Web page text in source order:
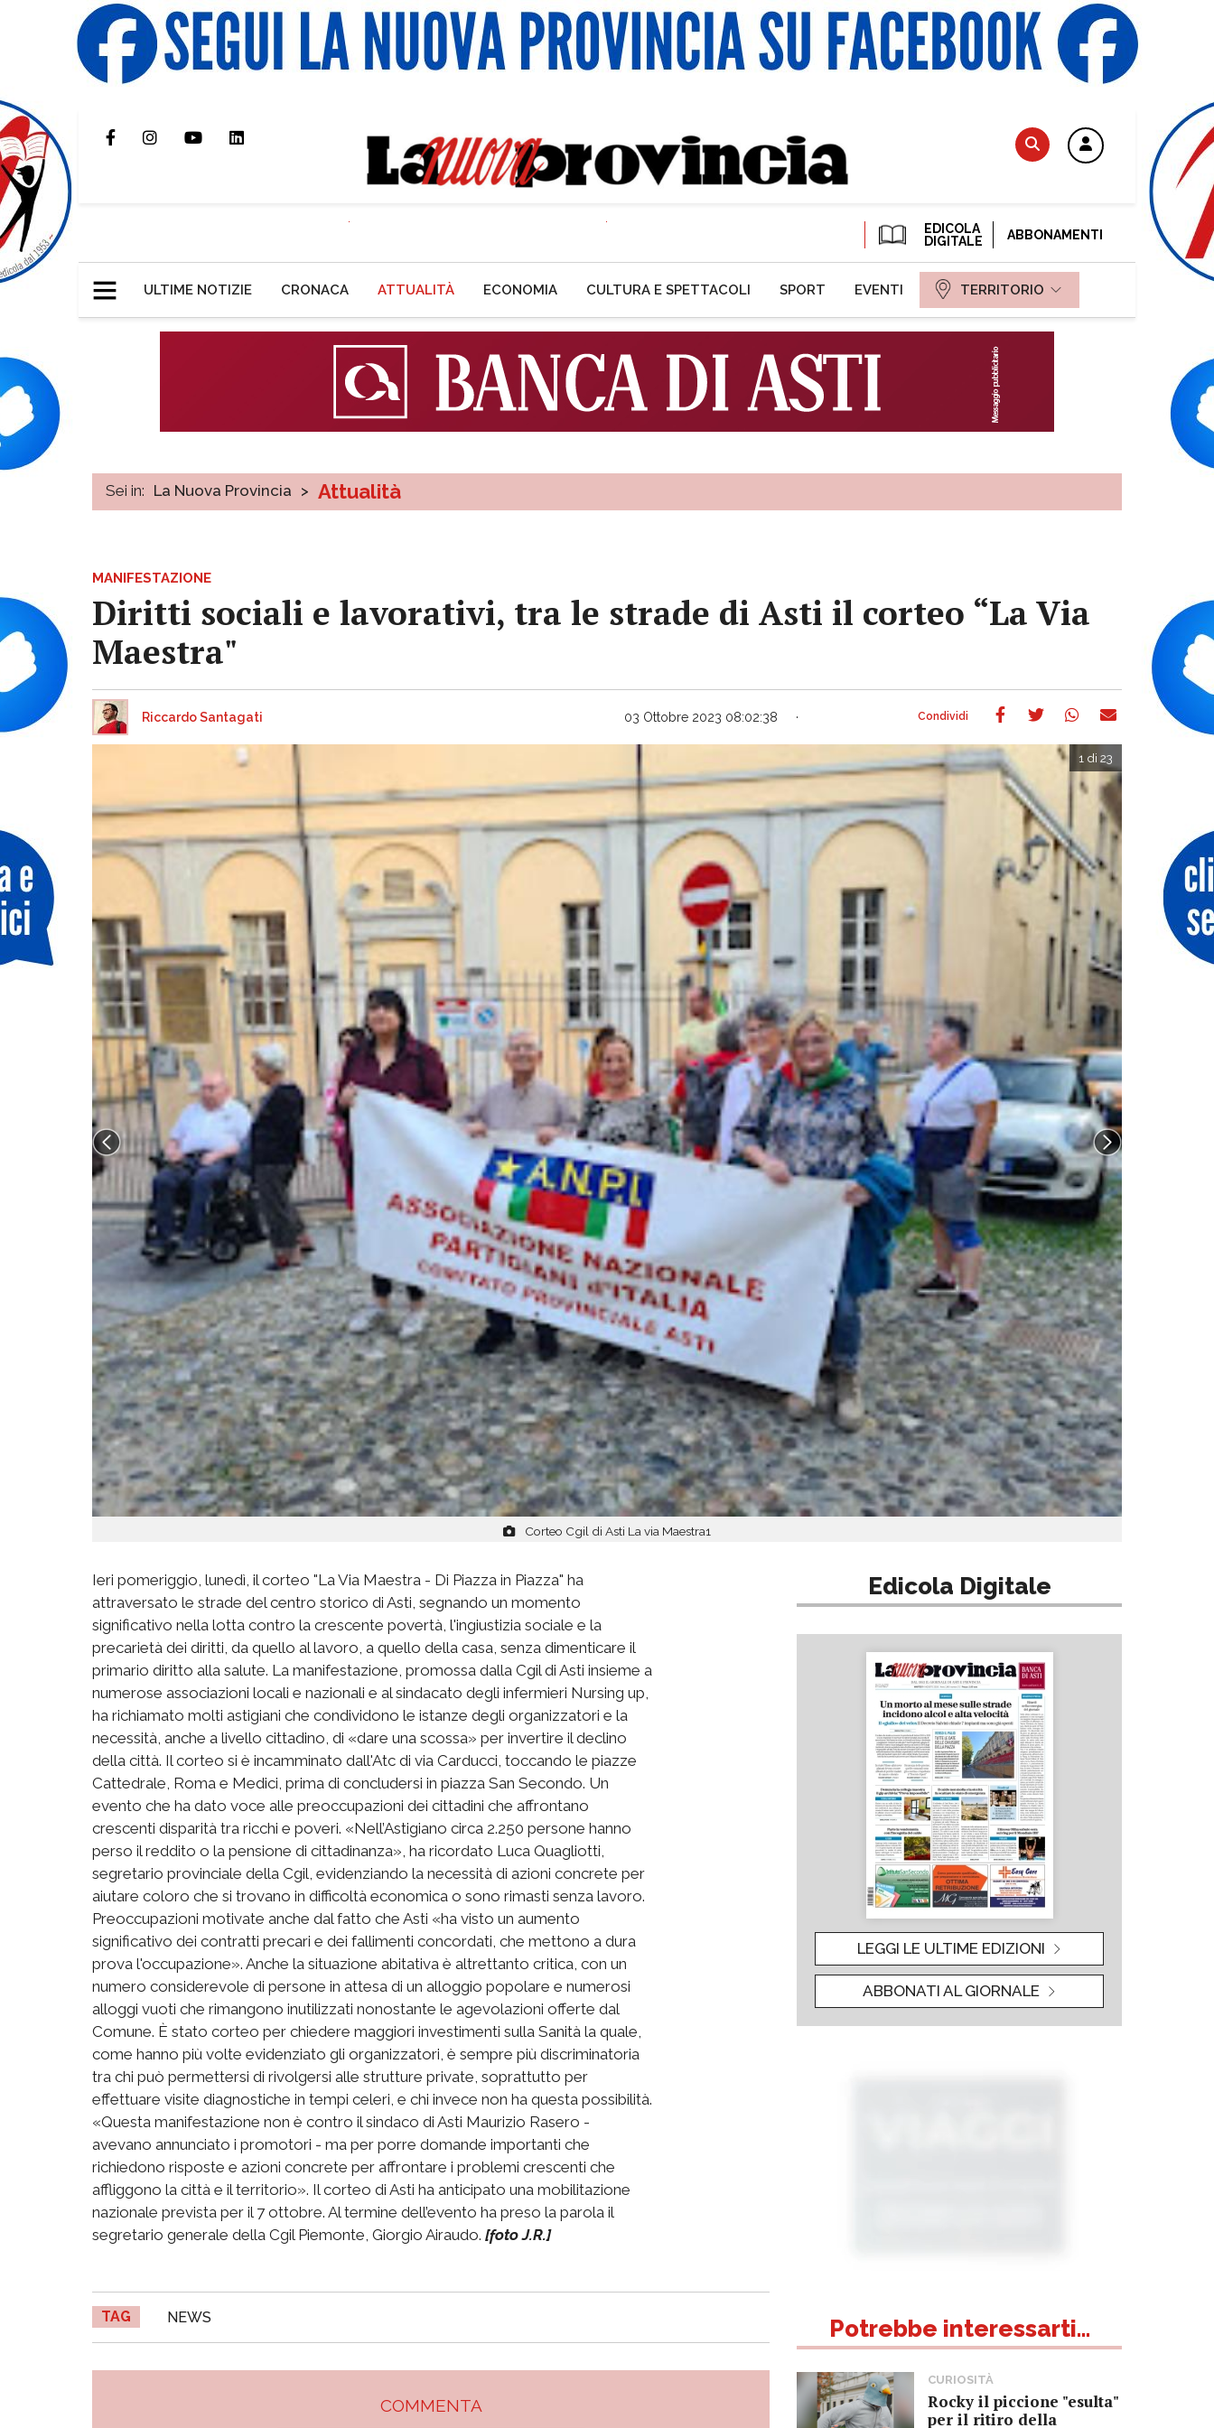
EDICOLA
DIGITALE
ABBONAMENTI
ULTIME NOTIZIE CRONACA ATTUALITÀ ECONOMIA CULTURA E SPETTACOLI SPORT EVENTI TERRITORIO
Sei in: La Nuova Provincia > Attualità
MANIFESTAZIONE
Diritti sociali e lavorativi, tra le strade di Asti il corteo “La Via
Maestra"
Riccardo Santagati 03 Ottobre 2023 08:02:38
Corteo Cgil di Asti La via Maestra1
1 di 23
Ieri pomeriggio, lunedì, il corteo "La Via Maestra - Di Piazza in Piazza" ha
attraversato le strade del centro storico di Asti, segnando un momento
significativo nella lotta contro la crescente povertà, l'ingiustizia sociale e la
precarietà dei diritti, da quello al lavoro, a quello della casa, senza dimenticare il
primario diritto alla salute. La manifestazione, promossa dalla Cgil di Asti insieme a
numerose associazioni locali e nazionali e al sindacato degli infermieri Nursing up,
ha richiamato molti astigiani che condividono le istanze degli organizzatori e la
necessità, anche a livello cittadino, di «dare una scossa» per invertire il declino
della città. Il corteo si è incamminato dall'Atc di via Carducci, toccando le piazze
Cattedrale, Roma e Medici, prima di concludersi in piazza San Secondo. Un
evento che ha dato voce alle preoccupazioni dei cittadini che affrontano
crescenti disparità tra ricchi e poveri. «Nell’Astigiano circa 2.250 persone hanno
perso il reddito o la pensione di cittadinanza», ha ricordato Luca Quagliotti,
segretario provinciale della Cgil, evidenziando la necessità di azioni concrete per
aiutare coloro che si trovano in difficoltà economica o sono rimasti senza lavoro.
Preoccupazioni motivate anche dal fatto che Asti «ha visto un aumento
significativo dei contratti precari e dei fallimenti concordati, che mettono a dura
prova l'occupazione». Anche la situazione abitativa è altrettanto critica, con un
numero considerevole di persone in attesa di un alloggio popolare e numerosi
alloggi vuoti che rimangono inutilizzati nonostante le agevolazioni offerte dal
Comune. È stato corteo per chiedere maggiori investimenti sulla Sanità la quale,
come hanno più volte evidenziato gli organizzatori, è sempre più discriminatoria
tra chi può permettersi di rivolgersi alle strutture private, soprattutto per
effettuare visite diagnostiche in tempi celeri, e chi invece non ha questa possibilità.
«Questa manifestazione non è contro il sindaco di Asti Maurizio Rasero -
avevano annunciato i promotori - ma per porre domande importanti che
richiedono risposte e azioni concrete per affrontare i problemi crescenti che
affliggono la città e il territorio». Il corteo di Asti ha anticipato una mobilitazione
nazionale prevista per il 7 ottobre. Al termine dell’evento ha preso la parola il
segretario generale della Cgil Piemonte, Giorgio Airaudo. [foto J.R.]
TAG NEWS
COMMENTA
Edicola Digitale
LEGGI LE ULTIME EDIZIONI
ABBONATI AL GIORNALE
Potrebbe interessarti...
CURIOSITÀ
Rocky il piccione "esulta"
per il ritiro della